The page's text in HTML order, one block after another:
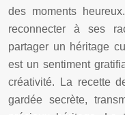
des moments
reconnecter à ses
partager un héritage
est un sentiment
créativité. La recette
gardée secrète,